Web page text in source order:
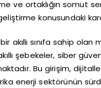
ve ortaklığın somut
konusundaki
akıllı sınıfa sahip olan
şebekeler, siber
Bu girişim,
enerji sektörünün